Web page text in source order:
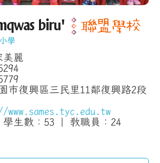
學
美麗
市復興區三民里11鄰復興路2段
生數：53 | 教職員：24